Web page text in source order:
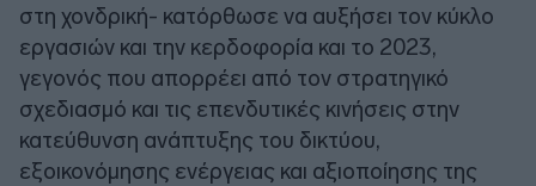
στη χονδρική- κατόρθωσε να αυξήσει τον κύκλο
εργασιών και την κερδοφορία και το 2023,
γεγονός που απορρέει από τον στρατηγικό
σχεδιασμό και τις επενδυτικές κινήσεις στην
κατεύθυνση ανάπτυξης του δικτύου,
εξοικονόμησης ενέργειας και αξιοποίησης της